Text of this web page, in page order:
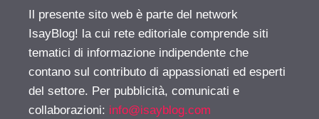
Il presente sito web è parte del network
IsayBlog! la cui rete editoriale comprende siti
tematici di informazione indipendente che
contano sul contributo di appassionati ed esperti
del settore. Per pubblicità, comunicati e
collaborazioni: info@isayblog.com